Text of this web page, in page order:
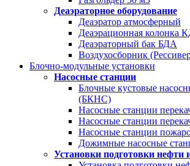
Деаэраторное оборудование
Деаэратор атмосферный
Деаэрационная колонка
Деаэраторный бак БДА
Воздухосборник
Блочно-модульные установки
Насосные станции
Блочные кустовые
(БКНС)
Насосные станции
Насосные станции
Насосные станции
Дожимные насосные
Установки подготовки нефти